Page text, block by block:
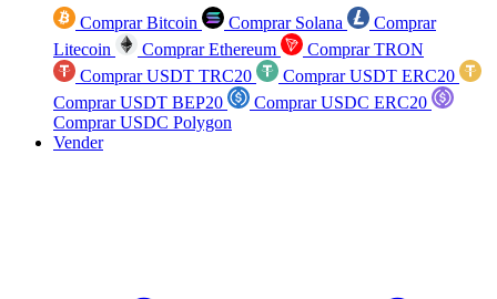
Comprar Bitcoin Comprar Solana
Comprar
Litecoin
Comprar Ethereum
Comprar TRON
Comprar USDT TRC20
Comprar USDT ERC20
Comprar USDT BEP20
Comprar USDC ERC20
Comprar USDC Polygon
Vender